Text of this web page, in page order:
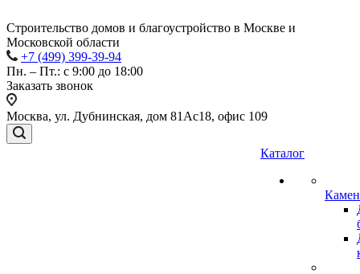
Строительство домов и благоустройство в Москве и
Московской области
+7 (499) 399-39-94
Пн. – Пт.: с 9:00 до 18:00
Заказать звонок
Москва, ул. Дубнинская, дом 81Ас18, офис 109
Каталог